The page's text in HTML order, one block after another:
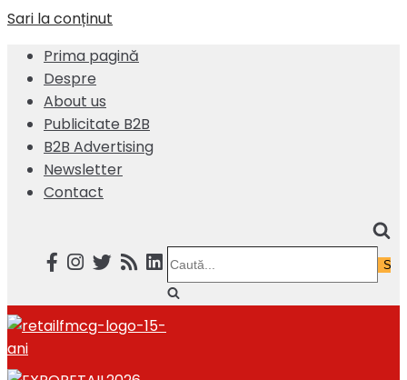
Sari la conținut
Prima pagină
Despre
About us
Publicitate B2B
B2B Advertising
Newsletter
Contact